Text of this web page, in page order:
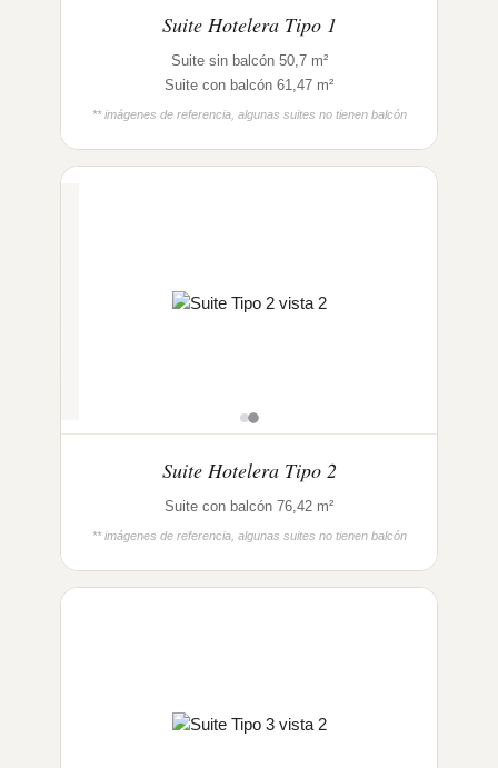
Suite Hotelera Tipo 1
Suite sin balcón 50,7 m²
Suite con balcón 61,47 m²
** imágenes de referencia, algunas suites no tienen balcón
Suite Hotelera Tipo 2
Suite con balcón 76,42 m²
** imágenes de referencia, algunas suites no tienen balcón